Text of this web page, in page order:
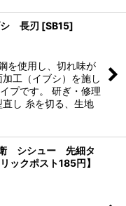
長刃 [SB15]
を使用し、切れ味が
工（イブシ）を施し
プです。 研ぎ・修理
し 糸を切る、生地
シシュー 先細タ
ックポスト185円】